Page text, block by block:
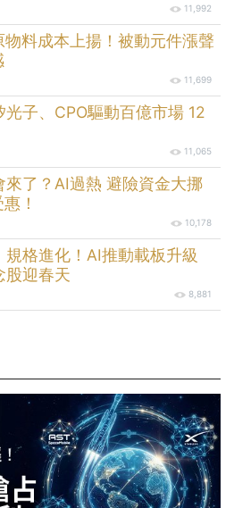
11,992
物料成本上揚！被動元件漲聲
11,699
子、CPO驅動百億市場 12
11,065
來了？AI過熱 避險資金大挪
！
10,178
規格進化！AI推動載板升級
股迎春天
8,881